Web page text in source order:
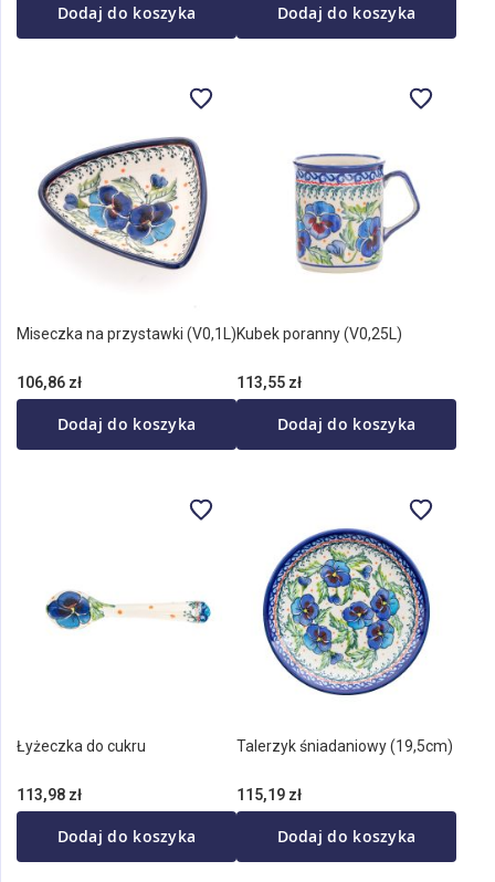
Dodaj do koszyka Dodaj do koszyka
Miseczka na przystawki (V0,1L)
106,86 zł
Dodaj do koszyka
Kubek poranny (V0,25L)
113,55 zł
Dodaj do koszyka
Łyżeczka do cukru
113,98 zł
Dodaj do koszyka
Talerzyk śniadaniowy (19,5cm)
115,19 zł
Dodaj do koszyka